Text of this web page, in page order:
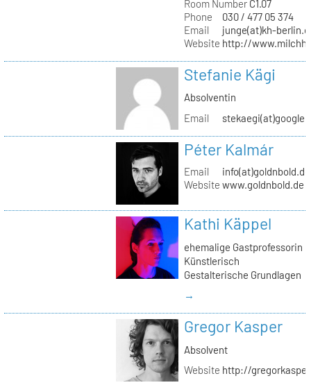
Room NumberC1.07
Phone
030 / 477 05 374
Email
junge(at)kh-
Website http://
Stefanie Kägi
Absolventin
Email
Péter Kalmár
Email
info(at)goldnbold.de
Website www.goldnbold.de
Kathi Käppel
ehemalige Gastprofessorin
Künstlerisch
Gestalterische Grundlagen
→
Gregor Kasper
Absolvent
Website http://